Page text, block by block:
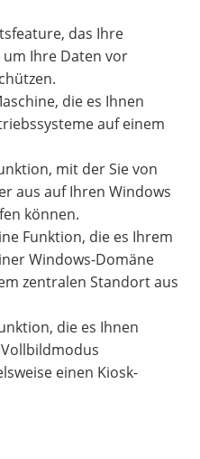
das Ihre
Ihre Daten vor
die es Ihnen
auf einem
mit der Sie von
aus auf Ihren Windows
können.
Funktion, die es Ihrem
Windows-Domäne
zentralen Standort aus
die es Ihnen
einen Kiosk-